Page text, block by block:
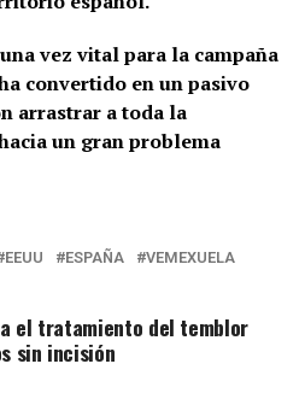
vez vital para la campaña
convertido en un pasivo
arrastrar a toda la
un gran problema
EEUU ESPAÑA VEMEXUELA
el tratamiento del temblor
sin incisión